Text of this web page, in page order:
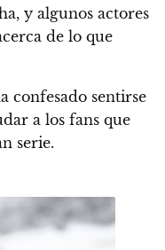
y algunos actores
de lo que
confesado sentirse
a los fans que
serie.